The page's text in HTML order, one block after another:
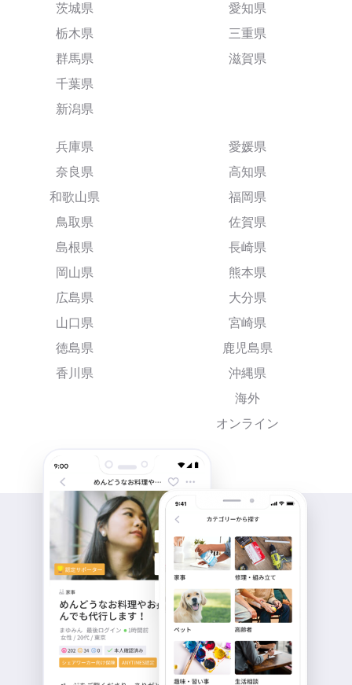
茨城県
栃木県
群馬県
千葉県
新潟県
愛知県
三重県
滋賀県
兵庫県
奈良県
和歌山県
鳥取県
島根県
岡山県
広島県
山口県
徳島県
香川県
愛媛県
高知県
福岡県
佐賀県
長崎県
熊本県
大分県
宮崎県
鹿児島県
沖縄県
海外
オンライン